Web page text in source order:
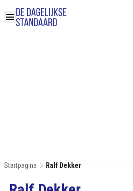
Startpagina Ralf Dekker